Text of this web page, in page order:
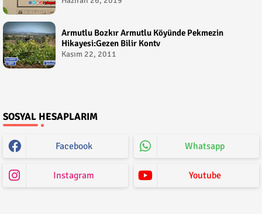
Armutlu Bozkır Armutlu Köyünde Pekmezin
Hikayesi:Gezen Bilir Kontv
Kasım 22, 2011
SOSYAL HESAPLARIM
Facebook Whatsapp
Instagram Youtube